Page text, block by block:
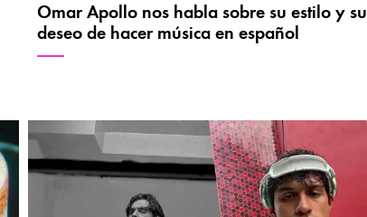
Omar Apollo nos habla sobre su estilo y su
deseo de hacer música en español